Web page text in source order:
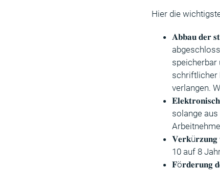
Hier die
𝐀𝐛𝐛𝐚𝐮 𝐝𝐞𝐫
speicherbar
schriftlicher
verlangen.
solange
10 auf 8
𝐅ö𝐫𝐝𝐞𝐫𝐮𝐧𝐠